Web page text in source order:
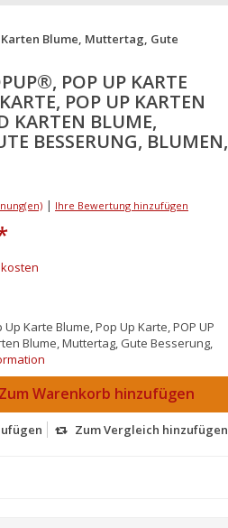
Karten Blume, Muttertag, Gute
POP UP KARTE
POP UP KARTEN
KARTEN BLUME,
BESSERUNG, BLUMEN,
| Ihre Bewertung hinzufügen
Karte Blume, Pop Up Karte, POP UP
Blume, Muttertag, Gute Besserung,
Zum Warenkorb hinzufügen
Zum Vergleich hinzufügen